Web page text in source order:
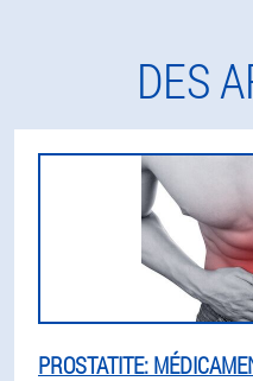
DES
PROSTATITE: